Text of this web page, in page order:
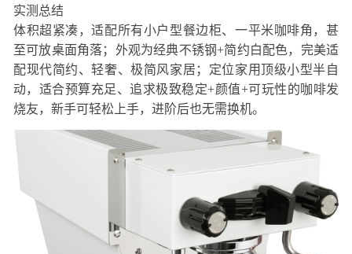
实测总结
体积超紧凑，适配所有小户型餐边柜、一平米咖啡角，甚
至可放桌面角落；外观为经典不锈钢+简约白配色，完美适
配现代简约、轻奢、极简风家居；定位家用顶级小型半自
动，适合预算充足、追求极致稳定+颜值+可玩性的咖啡发
烧友，新手可轻松上手，进阶后也无需换机。